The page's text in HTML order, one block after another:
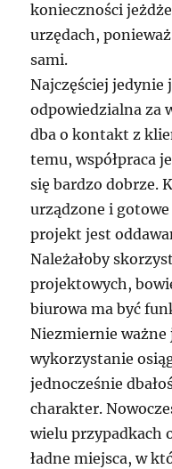
konieczności
urzędach,
sami.
Najczęściej jedynie
odpowiedzialna za
dba o kontakt z
temu, współpraca
się bardzo dobrze.
urządzone i
projekt jest
Należałoby
projektowych,
biurowa ma być
Niezmiernie ważne
wykorzystanie
jednocześnie
charakter.
wielu przypadkach
ładne miejsca, w